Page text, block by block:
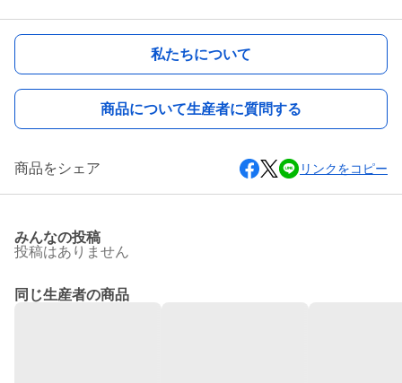
私たちについて
商品について生産者に質問する
商品をシェア リンクをコピー
みんなの投稿
投稿はありません
同じ生産者の商品